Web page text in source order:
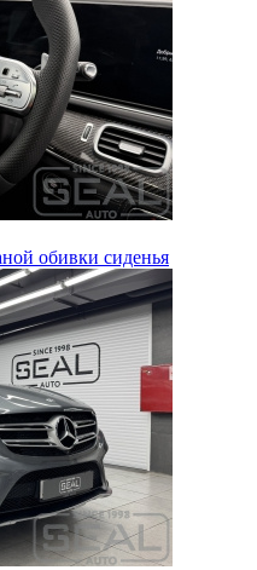
обивки сиденья